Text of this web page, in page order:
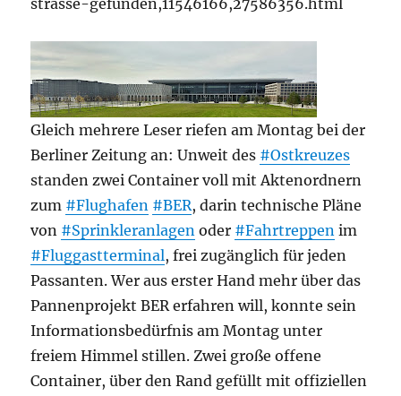
strasse-gefunden,11546166,27586356.html
Gleich mehrere Leser riefen am Montag bei der
Berliner Zeitung an: Unweit des #Ostkreuzes
standen zwei Container voll mit Aktenordnern
zum #Flughafen #BER, darin technische Pläne
von #Sprinkleranlagen oder #Fahrtreppen im
#Fluggastterminal, frei zugänglich für jeden
Passanten. Wer aus erster Hand mehr über das
Pannenprojekt BER erfahren will, konnte sein
Informationsbedürfnis am Montag unter
freiem Himmel stillen. Zwei große offene
Container, über den Rand gefüllt mit offiziellen